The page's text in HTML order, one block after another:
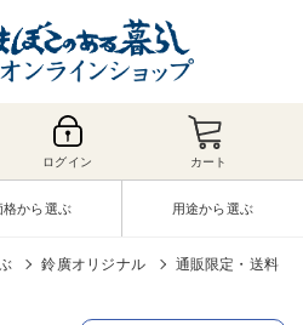
ログイン カート
格から選ぶ 用途から選ぶ
鈴廣オリジナル
通販限定・送料